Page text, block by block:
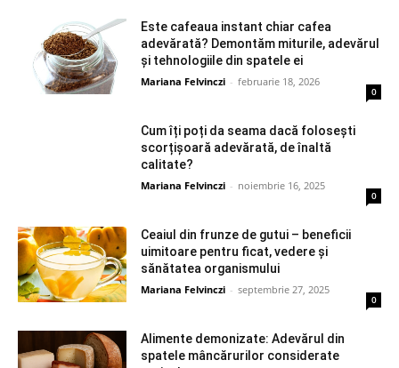
Este cafeaua instant chiar cafea
adevărată? Demontăm miturile, adevărul
și tehnologiile din spatele ei
Mariana Felvinczi - februarie 18, 2026
0
Cum îți poți da seama dacă folosești
scorțișoară adevărată, de înaltă
calitate?
Mariana Felvinczi - noiembrie 16, 2025
0
Ceaiul din frunze de gutui – beneficii
uimitoare pentru ficat, vedere și
sănătatea organismului
Mariana Felvinczi - septembrie 27, 2025
0
Alimente demonizate: Adevărul din
spatele mâncărurilor considerate